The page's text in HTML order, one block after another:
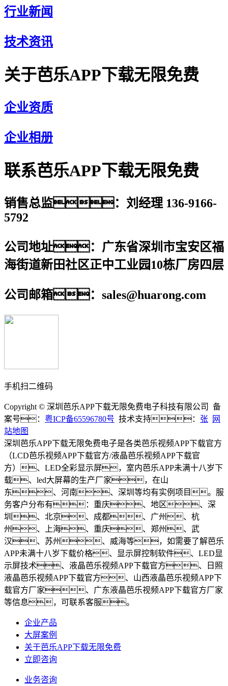
行业新闻
技术资讯
关于芭乐APP下载无限免费
企业资质
企业相册
联系芭乐APP下载无限免费
销售总监：刘经理 136-9166-
5792
公司地址：广东省深圳市宝安区福
海街道新田社区正中工业园10栋厂房四层
公司邮箱：sales@huarong.com
手机扫二维码
Copyright © 深圳芭乐APP下载无限免费电子科技有限公司 备
案号： 粤ICP备65596780号 技术支持： 张
网
站地图
深圳芭乐APP下载无限免费电子是各类芭乐视频APP下载官方
（LCD芭乐视频APP下载官方/液晶芭乐视频APP下载官
方）、LED全彩显示屏，室内芭乐APP未满十八岁下
载、led大屏幕的生产厂家，在山
东、河南、深圳等均有实例项目。服
务客户分布有：重庆、地区、深
圳、北京、成都、广州、杭
州、上海、重庆、郑州、武
汉、苏州、威海等，如需要了解芭乐
APP未满十八岁下载价格、显示屏控制软件、LED显
示屏技术、液晶芭乐视频APP下载官方、日照
液晶芭乐视频APP下载官方、山西液晶芭乐视频APP下
载官方厂家、广东液晶芭乐视频APP下载官方厂家
等信息，可联系客服。
企业产品
大屏案例
关于芭乐APP下载无限免费
立即咨询
业务咨询